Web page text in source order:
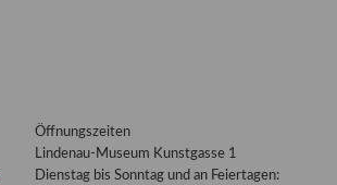
Öffnungszeiten
Lindenau-Museum Kunstgasse 1
Dienstag bis Sonntag und an Feiertagen: